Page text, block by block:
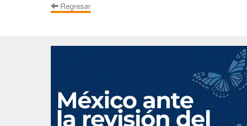
Regresar